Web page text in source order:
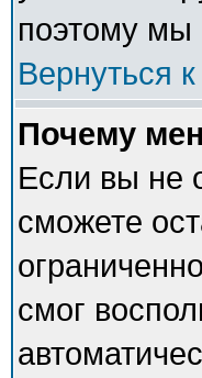
поэтому мы
Вернуться
Почему
Если вы не
сможете
смог